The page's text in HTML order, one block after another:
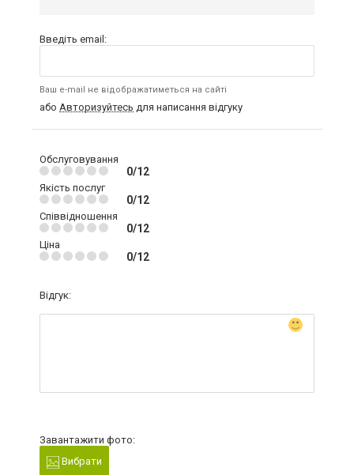
Введіть email:
Ваш e-mail не відображатиметься на сайті
або Авторизуйтесь для написання відгуку
Обслуговування
0/12
Якість послуг
0/12
Співвідношення
0/12
Ціна
0/12
Відгук:
Завантажити фото:
Вибрати